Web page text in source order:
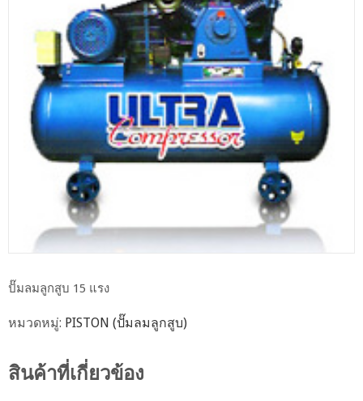
ปั๊มลมลูกสูบ 15 แรง
หมวดหมู่: PISTON (ปั๊มลมลูกสูบ)
สินค้าที่เกี่ยวข้อง